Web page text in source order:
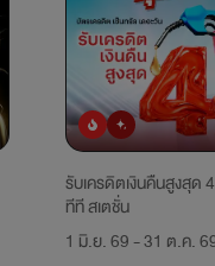
ยอดนิยมมาใหม่
รับเครดิตเงินคืนสูงสุด
ทีที สเตชั่น
1 มิ.ย. 69 - 31 ต.ค.